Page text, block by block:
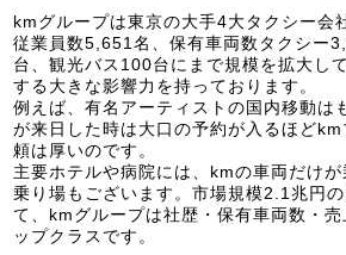
kmグループは東京の大手4大タクシー会
従業員数5,651名、保有車両数タクシー
台、観光バス100台にまで規模を拡大し
する大きな影響力を持っております。
例えば、有名アーティストの国内移動は
が来日した時は大口の予約が入るほど
頼は厚いのです。
主要ホテルや病院には、kmの車両だけ
乗り場もございます。市場規模2.1兆円
て、kmグループは社歴・保有車両数・売
ップクラスです。